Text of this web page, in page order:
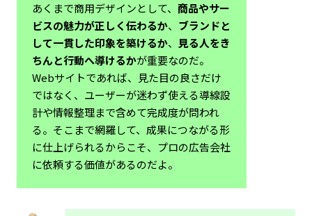
あくまで商用デザインとして、 商品やサー
ビスの魅力が正しく伝わるか、 ブランドと
して一貫した印象を築けるか、 見る人をき
ちんと行動へ導けるかが重要なのだ。
Webサイトであれば、見た目の良さだけ
ではなく、ユーザーが迷わず使える導線設
計や情報整理まで含めて完成度が問われ
る。そこまで網羅して、成果につながる形
に仕上げられるからこそ、プロの広告会社
に依頼する価値があるのだよ。